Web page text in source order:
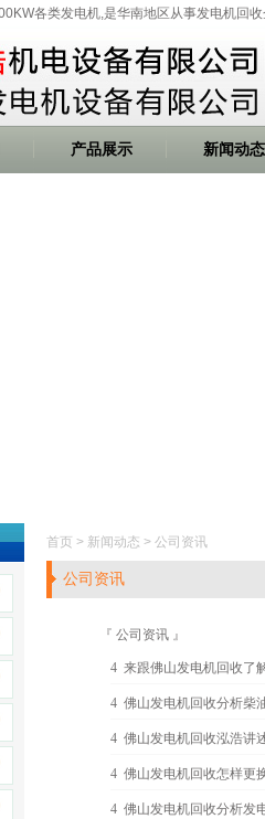
各类发电机,是华南地区从事发电机
产品展示 新闻动态
首页 > 新闻动态 > 公司资讯
公司资讯
『 公司资讯 』
4 来跟佛山发电机回收了
4 佛山发电机回收分析柴
4 佛山发电机回收泓浩讲
4 佛山发电机回收怎样更
4 佛山发电机回收分析发